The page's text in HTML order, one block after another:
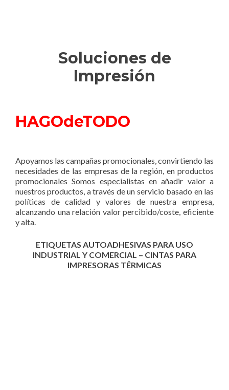
Soluciones de
Impresión
HAGOdeTODO
Apoyamos las campañas promocionales, convirtiendo las
necesidades de las empresas de la región, en productos
promocionales Somos especialistas en añadir valor a
nuestros productos, a través de un servicio basado en las
políticas de calidad y valores de nuestra empresa,
alcanzando una relación valor percibido/coste, eficiente
y alta.
ETIQUETAS AUTOADHESIVAS PARA USO
INDUSTRIAL Y COMERCIAL – CINTAS PARA
IMPRESORAS TÉRMICAS